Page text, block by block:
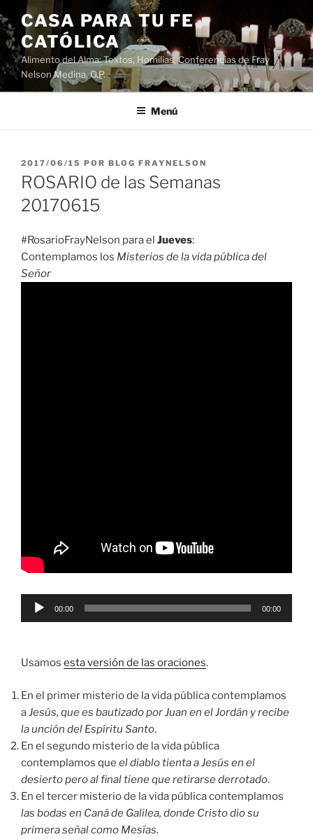
Saltar
al
contenido
CASA PARA TU FE
CATÓLICA
Alimento del Alma: Textos, Homilias, Conferencias de Fray
Nelson Medina, O.P.
Menú
PUBLICADO
EL
2017/06/15 POR BLOG FRAYNELSON
ROSARIO de las Semanas
20170615
#RosarioFrayNelson para el Jueves:
Contemplamos los Misterios de la vida pública del
Señor
Reproductor
00:00 00:00
Usamos esta versión de las oraciones.
En el primer misterio de la vida pública contemplamos
aJesús, que es bautizado por Juan en el Jordán y recibe
la unción del Espíritu Santo.
En el segundo misterio de la vida pública
contemplamos que el diablo tienta a Jesús en el
desierto pero al final tiene que retirarse derrotado.
En el tercer misterio de la vida pública contemplamos
las bodas en Caná de Galilea, donde Cristo dio su
primera señal como Mesías.